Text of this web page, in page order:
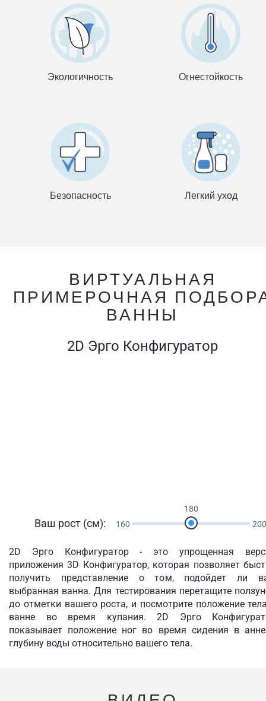
Экологичность Огнестойкость
Безопасность Легкий уход
ВИРТУАЛЬНАЯ
ПРИМЕРОЧНАЯ
ВАННЫ
2D Эрго Конфигуратор
Ваш рост (см): 160 200
180
2D Эрго Конфигуратор - это упрощенная
приложения 3D Конфигуратор, которая позволяет
получить представление о том, подойдет ли
выбранная ванна. Для тестирования перетащите
до отметки вашего роста, и посмотрите положение
ванне во время купания. 2D Эрго
показывает положение ног во время сидения в
глубину воды относительно вашего тела.